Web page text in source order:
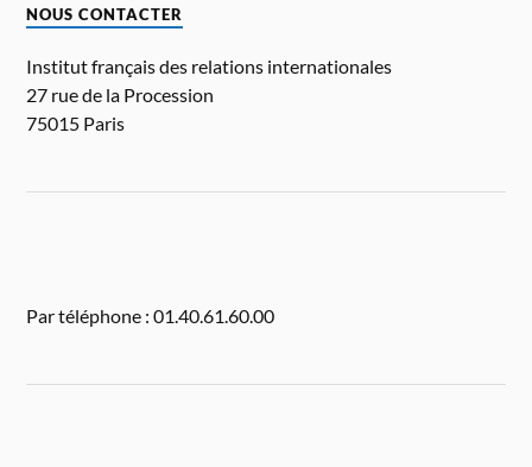
NOUS CONTACTER
Institut français des relations internationales
27 rue de la Procession
75015 Paris
Par téléphone : 01.40.61.60.00